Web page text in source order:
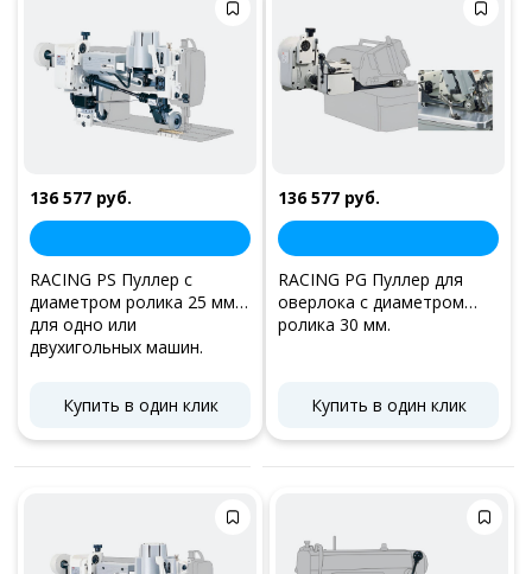
136 577 руб.
RACING PS Пуллер с
диаметром ролика 25 мм.
для одно или
двухигольных машин.
Купить в один клик
136 577 руб.
RACING PG Пуллер для
оверлока с диаметром
ролика 30 мм.
Купить в один клик